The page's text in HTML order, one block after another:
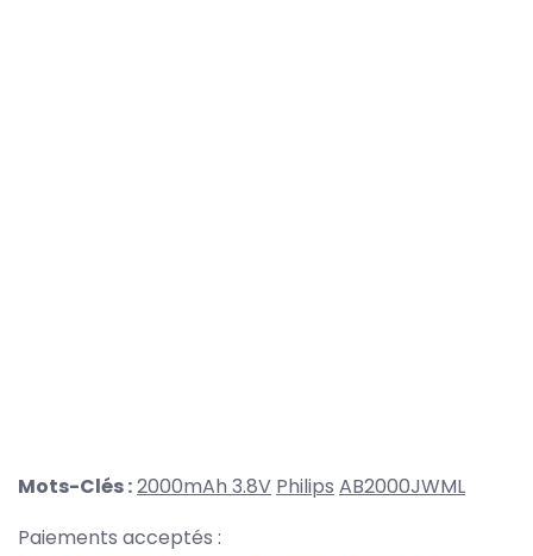
Mots-Clés :2000mAh 3.8V Philips AB2000JWML
Paiements acceptés :